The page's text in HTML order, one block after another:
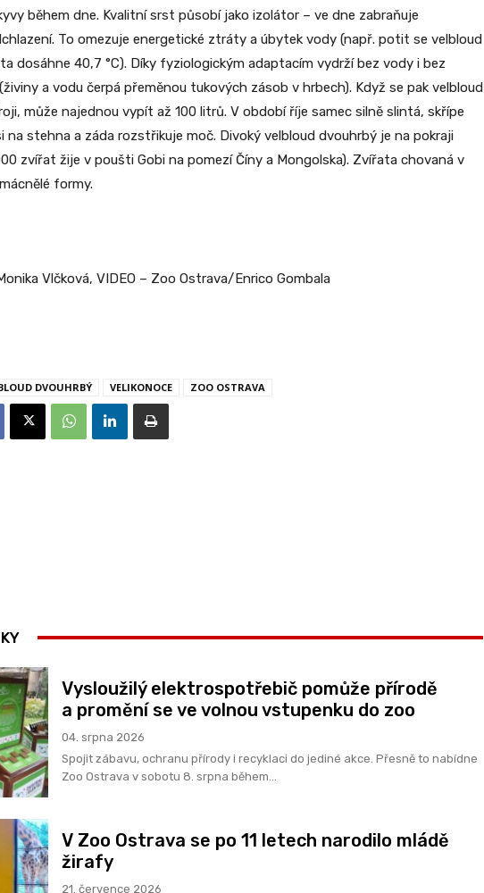
během dne. Kvalitní srst působí jako izolátor – ve dne zabraňuje
To omezuje energetické ztráty a úbytek vody (např. potit se velbloud
dosáhne 40,7 °C). Díky fyziologickým adaptacím vydrží bez vody i bez
a vodu čerpá přeměnou tukových zásob v hrbech). Když se pak velbloud
může najednou vypít až 100 litrů. V období říje samec silně slintá, skřípe
na stehna a záda rozstřikuje moč. Divoký velbloud dvouhrbý je na pokraji
zvířat žije v poušti Gobi na pomezí Číny a Mongolska). Zvířata chovaná v
formy.
Vlčková, VIDEO – Zoo Ostrava/Enrico Gombala
DVOUHRBÝ VELIKONOCE ZOO OSTRAVA
Vysloužilý elektrospotřebič pomůže přírodě
a promění se ve volnou vstupenku do zoo
04. srpna 2026
Spojit zábavu, ochranu přírody i recyklaci do jediné akce. Přesně to nabídne
Zoo Ostrava v sobotu 8. srpna během...
V Zoo Ostrava se po 11 letech narodilo mládě
žirafy
21. července 2026